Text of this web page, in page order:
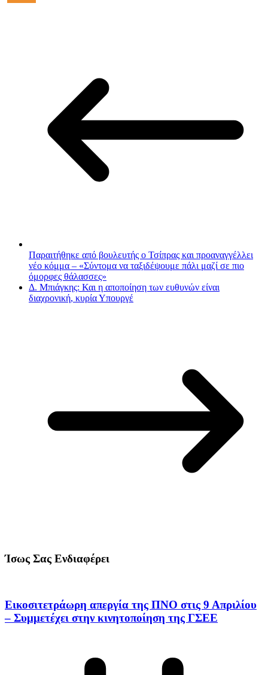
Παραιτήθηκε από βουλευτής ο Τσίπρας και προαναγγέλλει
νέο κόμμα – «Σύντομα να ταξιδέψουμε πάλι μαζί σε πιο
όμορφες θάλασσες»
Δ. Μπιάγκης: Και η αποποίηση των ευθυνών είναι
διαχρονική, κυρία Υπουργέ
Ίσως Σας Ενδιαφέρει
Εικοσιτετράωρη απεργία της ΠΝΟ στις 9 Απριλίου
– Συμμετέχει στην κινητοποίηση της ΓΣΕΕ